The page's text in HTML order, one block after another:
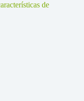
de